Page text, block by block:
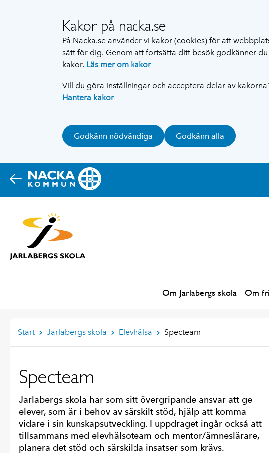
Kakor på nacka.se
På Nacka.se använder vi kakor (cookies) för att
sätt för dig. Genom att fortsätta ditt besök godkänner
kakor. Läs mer om kakor
Vill du göra inställningar och acceptera delar av
Hantera kakor
Godkänn nödvändiga Godkänn alla
Om Jarlabergs skola Om
Start Jarlabergs skola Elevhälsa Specteam
Specteam
Jarlabergs skola har som sitt övergripande ansvar att ge
elever, som är i behov av särskilt stöd, hjälp att komma
vidare i sin kunskapsutveckling. I uppdraget ingår också att
tillsammans med elevhälsoteam och mentor/ämneslärare,
planera det stöd och särskilda insatser som krävs.